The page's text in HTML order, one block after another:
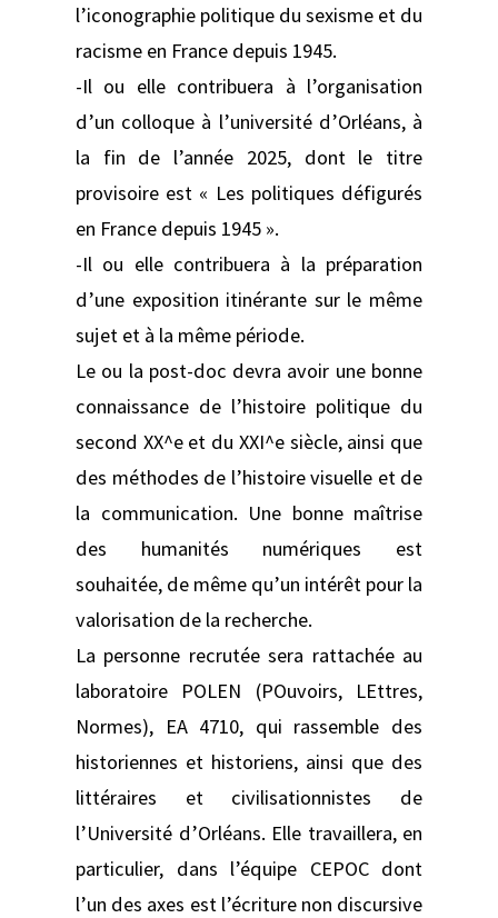
l’iconographie politique du sexisme et du
racisme en France depuis 1945.
-Il ou elle contribuera à l’organisation
d’un colloque à l’université d’Orléans, à
la fin de l’année 2025, dont le titre
provisoire est « Les politiques défigurés
en France depuis 1945 ».
-Il ou elle contribuera à la préparation
d’une exposition itinérante sur le même
sujet et à la même période.
Le ou la post-doc devra avoir une bonne
connaissance de l’histoire politique du
second XX^e et du XXI^e siècle, ainsi que
des méthodes de l’histoire visuelle et de
la communication. Une bonne maîtrise
des humanités numériques est
souhaitée, de même qu’un intérêt pour la
valorisation de la recherche.
La personne recrutée sera rattachée au
laboratoire POLEN (POuvoirs, LEttres,
Normes), EA 4710, qui rassemble des
historiennes et historiens, ainsi que des
littéraires et civilisationnistes de
l’Université d’Orléans. Elle travaillera, en
particulier, dans l’équipe CEPOC dont
l’un des axes est l’écriture non discursive